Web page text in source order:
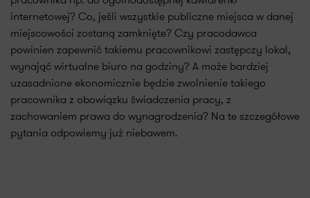
internetowej? Co, jeśli wszystkie publiczne miejsca w danej
miejscowości zostaną zamknięte? Czy pracodawca
powinien zapewnić takiemu pracownikowi zastępczy lokal,
wynająć wirtualne biuro na godziny? A może bardziej
uzasadnione ekonomicznie będzie zwolnienie takiego
pracownika z obowiązku świadczenia pracy, z
zachowaniem prawa do wynagrodzenia? Na te szczegółowe
pytania odpowiemy już niebawem.